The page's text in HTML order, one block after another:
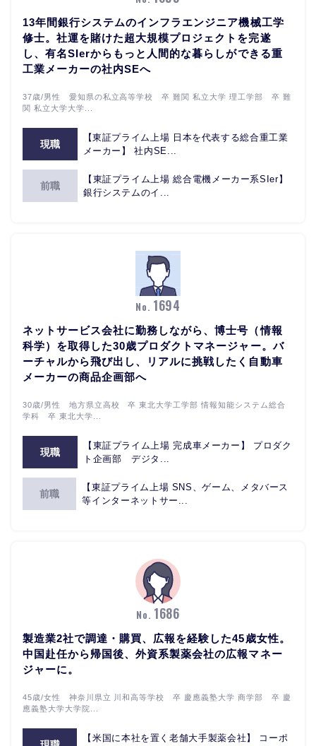
13年間銀行システムのインフラエンジニア機械工学
修士。社運を賭けた超大規模プロジェクトを完遂
し、有名SIerからもっと人間的な暮らしができる重
工業メーカーの社内SEへ
37歳/男性 愛知県の私立高等学校 卒 難関 私立大学 理工学部 卒 難
関 私立大学大学...
現職
【東証プライム上場 日本を代表する総合重工業
メーカー】 社内SE...
前職
【東証プライム上場 総合電機メーカー系SIer】
銀行システムのイ...
No. 1694
ネットサービス会社に勤務しながら、博士号（情報
科学）を取得した30歳プロダクトマネージャー。バ
ーチャルから飛び出し、リアルに挑戦したく自動車
メーカーの商品企画部へ
30歳/男性 地方県立高校 卒 東北大学工学部 情報知能システム総合
学科 卒 東北大学...
現職
【東証プライム上場 完成車メーカー】 プロダク
ト企画部 デジタ...
前職
【東証プライム上場 SNS、ゲーム、メタバース
等インターネットサー...
No. 1686
製造業2社で調達・購買、広報を経験した45歳女性。
中国赴任から帰国後、外資系製薬会社の広報マネー
ジャーに。
45歳/女性 神奈川県立 川和高等学校 卒 慶應義塾大学 商学部 卒 慶
應義塾大学大学院...
【米国に本社を置く老舗大手製薬会社】 コーポ